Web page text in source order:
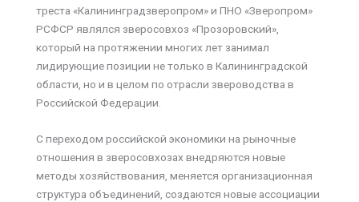
треста «Калининградзверопром» и ПНО «Зверопром»
РСФСР являлся зверосовхоз «Прозоровский»,
который на протяжении многих лет занимал
лидирующие позиции не только в Калининградской
области, но и в целом по отрасли звероводства в
Российской Федерации.
С переходом российской экономики на рыночные
отношения в зверосовхозах внедряются новые
методы хозяйствования, меняется организационная
структура объединений, создаются новые ассоциации